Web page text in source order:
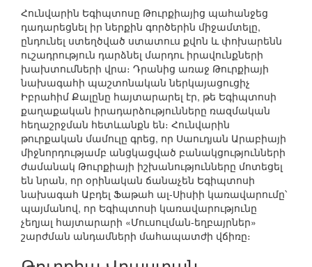
Հունվարին Եգիպտոսը Թուրքիայից պահանջեց
դադարեցնել իր ներքին գործերին միջամտելը,
ընդունել ստեղծված ստատուս քվոն և փոխարենն
ուշադրություն դարձնել մարդու իրավունքների
խախտումների վրա։ Դրանից առաջ Թուրքիայի
նախագահի պաշտոնական ներկայացուցիչ
Իբրահիմ Քալընը հայտարարել էր, թե Եգիպտոսի
քաղաքական իրադարձությունները ռազմական
հեղաշրջման հետևանքն են։ Հունվարին
թուրքական մամուլը գրեց, որ Սաուդյան Արաբիայի
միջնորդությամբ անցկացված բանակցությունների
ժամանակ Թուրքիայի իշխանությունները մոտեցել
են նրան, որ օրինական ճանաչեն Եգիպտոսի
նախագահ Աբդել Ֆաթահ ալ-Սիսիի կառավարումը՝
պայմանով, որ Եգիպտոսի կառավարությունը
չեղյալ հայտարարի «Մուսուլման-եղբայրներ»
շարժման անդամների մահապատժի վճիռը։